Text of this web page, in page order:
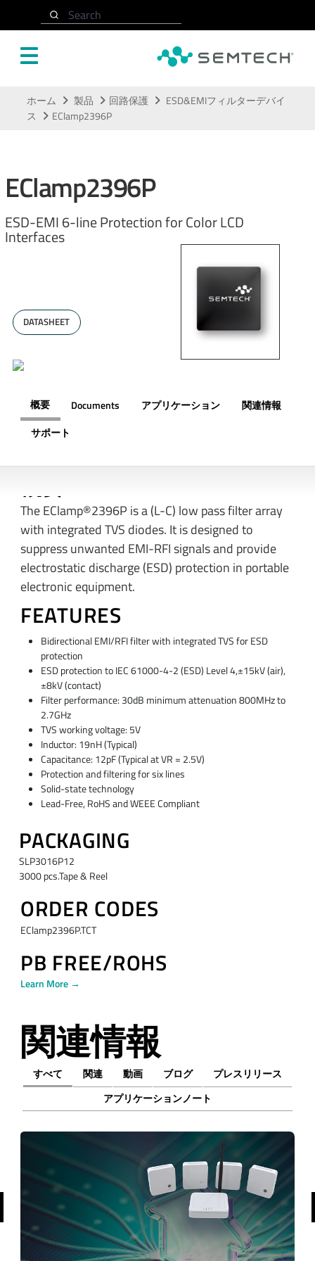
Search
ホーム 製品 回路保護
ESD&EMIフィルターデバイ
ス
EClamp2396P
EClamp2396P
ESD-EMI 6-line Protection for Color LCD
Interfaces
DATASHEET
概要 Documents アプリケーション
関連情報
サポート
The EClamp®2396P is a (L-C) low pass filter array
with integrated TVS diodes. It is designed to
suppress unwanted EMI-RFI signals and provide
electrostatic discharge (ESD) protection in portable
electronic equipment.
FEATURES
Bidirectional EMI/RFI filter with integrated TVS for ESD
protection
ESD protection to IEC 61000-4-2 (ESD) Level 4,±15kV (air),
±8kV (contact)
Filter performance: 30dB minimum attenuation 800MHz to
2.7GHz
TVS working voltage: 5V
Inductor: 19nH (Typical)
Capacitance: 12pF (Typical at VR = 2.5V)
Protection and filtering for six lines
Solid-state technology
Lead-Free, RoHS and WEEE Compliant
PACKAGING
SLP3016P12
3000 pcs.Tape & Reel
ORDER CODES
EClamp2396P.TCT
PB FREE/ROHS
Learn More →
関連情報
すべて 関連 動画 ブログ
プレスリリース
アプリケーションノート